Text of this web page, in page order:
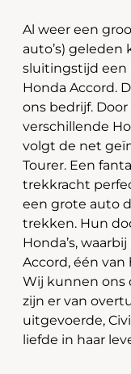
Al weer een
auto’s) geleden
sluitingstijd een
Honda Accord.
ons bedrijf.
verschillende
volgt de net
Tourer. Een
trekkracht
een grote auto
trekken. Hun
Honda’s,
Accord, één van
Wij kunnen ons
zijn er van
uitgevoerde,
liefde in haar